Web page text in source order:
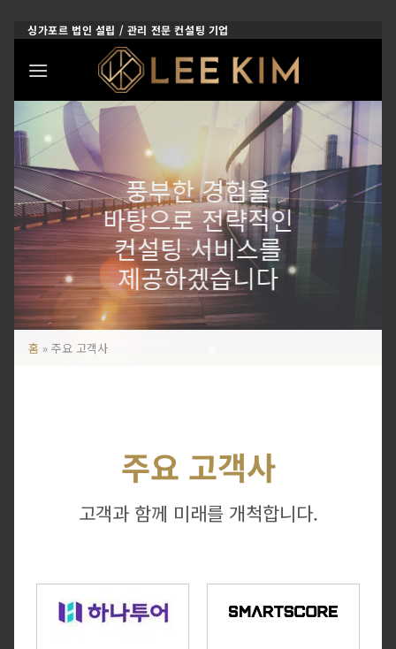
Skip
content
싱가포르 법인 설립 / 관리 전문 컨설팅 기업
풍부한 경험을
바탕으로 전략적인
컨설팅 서비스를
제공하겠습니다
홈 » 주요 고객사
주요 고객사
고객과 함께 미래를 개척합니다.